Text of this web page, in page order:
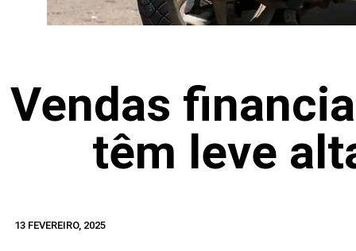
Vendas
têm leve
13 FEVEREIRO, 2025